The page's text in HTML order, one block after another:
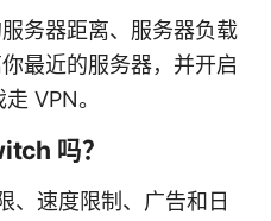
务器距离、服务器负载
最近的服务器，并开启
VPN。
吗？
、速度限制、广告和日